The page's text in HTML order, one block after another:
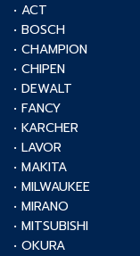
• ACT
• BOSCH
• CHAMPION
• CHIPEN
• DEWALT
• FANCY
• KARCHER
• LAVOR
• MAKITA
• MILWAUKEE
• MIRANO
• MITSUBISHI
• OKURA